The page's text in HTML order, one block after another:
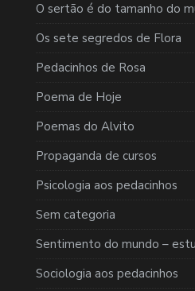
O sertão é do tamanho do
Os sete segredos de Flora
Pedacinhos de Rosa
Poema de Hoje
Poemas do Alvito
Propaganda de cursos
Psicologia aos pedacinhos
Sem categoria
Sentimento do mundo –
Sociologia aos pedacinhos